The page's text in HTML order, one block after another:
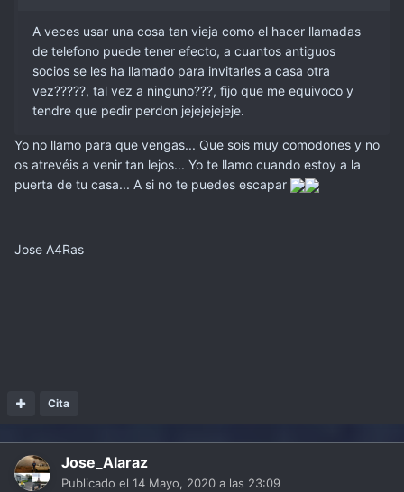
A veces usar una cosa tan vieja como el hacer llamadas
de telefono puede tener efecto, a cuantos antiguos
socios se les ha llamado para invitarles a casa otra
vez?????, tal vez a ninguno???, fijo que me equivoco y
tendre que pedir perdon jejejejejeje.
Yo no llamo para que vengas... Que sois muy comodones y no
os atrevéis a venir tan lejos... Yo te llamo cuando estoy a la
puerta de tu casa... A si no te puedes escapar
Jose A4Ras
Cita
Jose_Alaraz
Publicado el 14 Mayo, 2020 a las 23:09